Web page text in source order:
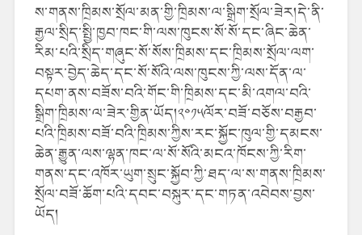
ས་གནས་ཁྲིམས་སྲོལ་མན་གྱི་ཁྲིམས་ལ་སྒྲིག་སྲོལ་ཟེར།དེ་ནི་
རྒྱལ་སྲིད་སྤྱི་ཁྱབ་ཁང་གི་ལས་ཁུངས་སོ་སོ་དང་ཞིང་ཆེན་
རིམ་པའི་སྲིད་གཞུང་སོ་སོས་ཁྲིམས་དང་ཁྲིམས་སྲོལ་ལག་
བསྟར་བྱེད་ཆེད་དང་སོ་སོའི་ལས་ཁུངས་ཀྱི་ལས་དོན་ལ་
དཔག་ནས་བཟོས་བའི་གོང་གི་ཁྲིམས་དང་མི་འགལ་བའི་
སྒྲིག་ཁྲིམས་ལ་ཟེར་གྱིན་ཡོད།༢༠༡༥ལོར་བཟོ་བཅོས་བརྒྱབ་
པའི་ཁྲིམས་བཟོ་བའི་ཁྲིམས་ཀྱིས་རང་སྐྱོང་ཁུལ་གྱི་དམངས་
ཆེན་རྒྱུན་ལས་ལྷན་ཁང་ལ་སོ་སོའི་མངའ་ཁོངས་ཀྱི་རིག་
གནས་དང་འཁོར་ཡུག་སྲུང་སྐྱོབ་ཀྱི་ཐད་ལ་ས་གནས་ཁྲིམས་
སྲོལ་བཟོ་ཆོག་པའི་དབང་བསྐུར་དང་གཏན་འབེབས་བྱས་
ཡོད།